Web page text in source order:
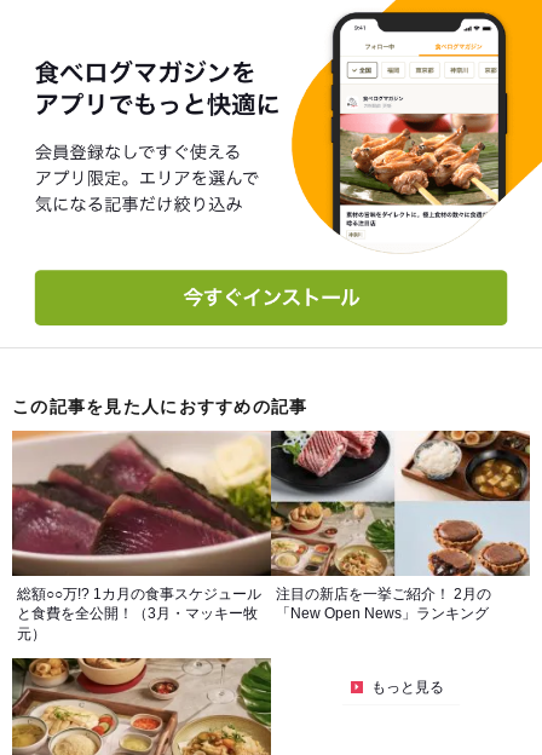
この記事を見た人におすすめの記事
総額○○万!? 1カ月の食事スケジュール
と食費を全公開！（3月・マッキー牧
元）
注目の新店を一挙ご紹介！ 2月の
「New Open News」ランキング
もっと見る